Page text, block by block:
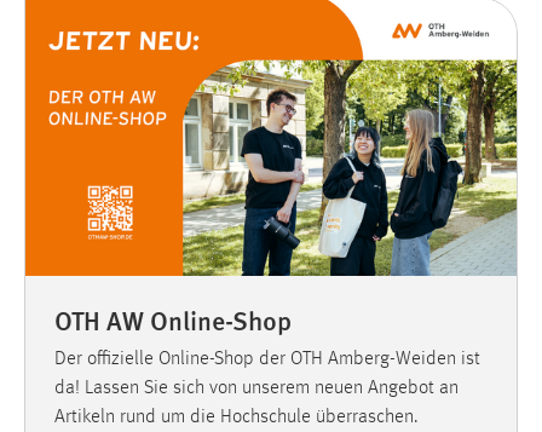
OTH AW Online-Shop
Der offizielle Online-Shop der OTH Amberg-Weiden ist
da! Lassen Sie sich von unserem neuen Angebot an
Artikeln rund um die Hochschule überraschen.